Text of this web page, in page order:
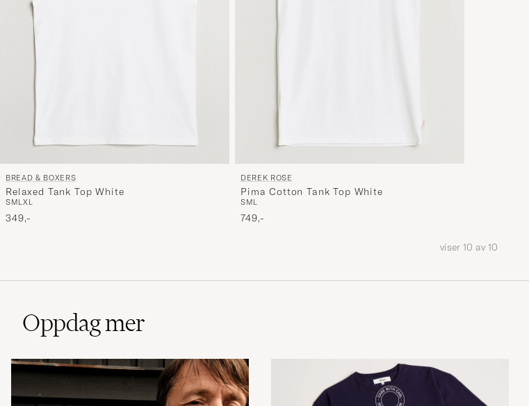
BREAD & BOXERS
Relaxed Tank Top White
SMLXL
349,-
DEREK ROSE
Pima Cotton Tank Top White
SML
749,-
viser 10 av 10
Oppdag mer